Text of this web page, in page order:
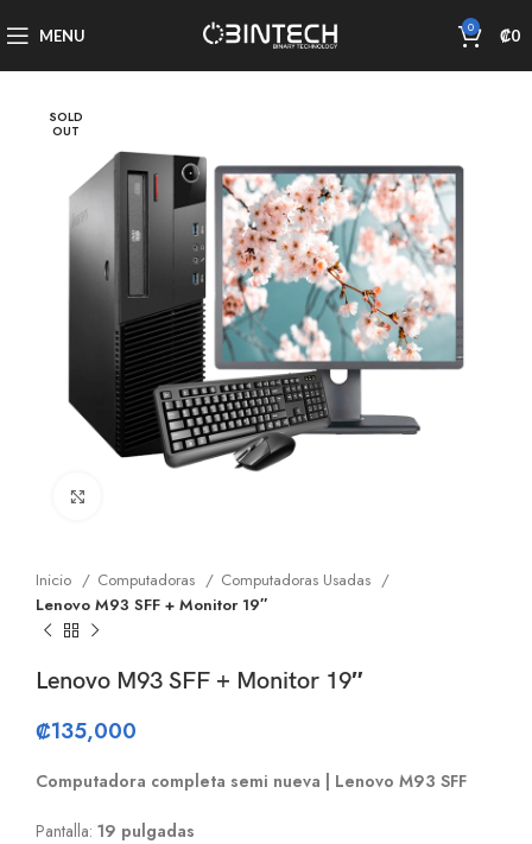
MENU 0 ₡0
SOLD
OUT
Inicio Computadoras
Computadoras Usadas
Lenovo M93 SFF + Monitor 19″
Lenovo M93 SFF + Monitor 19″
₡135,000
Computadora completa semi nueva | Lenovo M93 SFF
Pantalla: 19 pulgadas